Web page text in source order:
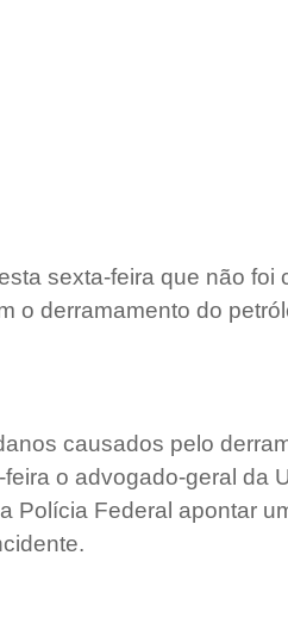
sexta-feira que não foi
o derramamento do
causados pelo
o advogado-geral da
Polícia Federal apontar